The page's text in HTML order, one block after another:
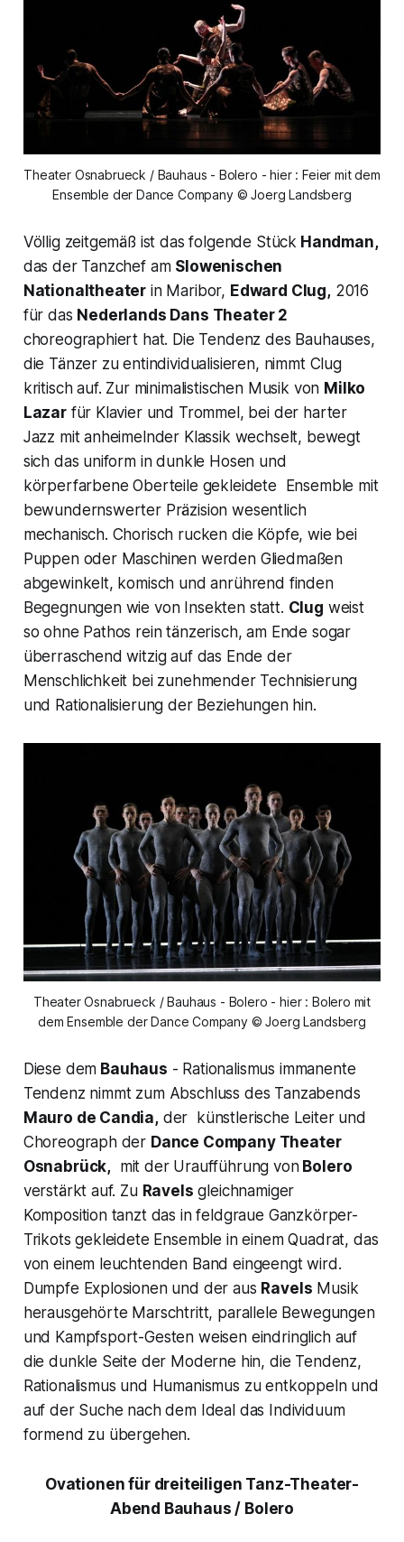
Theater Osnabrueck / Bauhaus - Bolero - hier : Feier mit dem
Ensemble der Dance Company © Joerg Landsberg
Völlig zeitgemäß ist das folgende Stück Handman,
das der Tanzchef am Slowenischen
Nationaltheater in Maribor, Edward Clug,2016
für das Nederlands Dans Theater 2
choreographiert hat. Die Tendenz des Bauhauses,
die Tänzer zu entindividualisieren, nimmt Clug
kritisch auf. Zur minimalistischen Musik von Milko
Lazarfür Klavier und Trommel, bei der harter
Jazz mit anheimelnder Klassik wechselt, bewegt
sich das uniform in dunkle Hosen und
körperfarbene Oberteile gekleidete Ensemble mit
bewundernswerter Präzision wesentlich
mechanisch. Chorisch rucken die Köpfe, wie bei
Puppen oder Maschinen werden Gliedmaßen
abgewinkelt, komisch und anrührend finden
Begegnungen wie von Insekten statt. Clug weist
so ohne Pathos rein tänzerisch, am Ende sogar
überraschend witzig auf das Ende der
Menschlichkeit bei zunehmender Technisierung
und Rationalisierung der Beziehungen hin.
Theater Osnabrueck / Bauhaus - Bolero - hier : Bolero mit
dem Ensemble der Dance Company © Joerg Landsberg
Diese dem Bauhaus - Rationalismus immanente
Tendenz nimmt zum Abschluss des Tanzabends
Mauro de Candia,der künstlerische Leiter und
Choreograph der Dance Company Theater
Osnabrück, mit der Uraufführung vonBolero
verstärkt auf. Zu Ravels gleichnamiger
Komposition tanzt das in feldgraue Ganzkörper-
Trikots gekleidete Ensemble in einem Quadrat, das
von einem leuchtenden Band eingeengt wird.
Dumpfe Explosionen und der aus Ravels Musik
herausgehörte Marschtritt, parallele Bewegungen
und Kampfsport-Gesten weisen eindringlich auf
die dunkle Seite der Moderne hin, die Tendenz,
Rationalismus und Humanismus zu entkoppeln und
auf der Suche nach dem Ideal das Individuum
formend zu übergehen.
Ovationen für dreiteiligen Tanz-Theater-
Abend Bauhaus / Bolero